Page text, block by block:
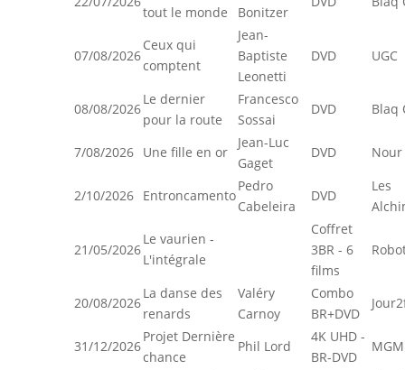
tout le monde
Bonitzer
07/08/2026
Ceux qui
comptent
Jean-
Baptiste
Leonetti
DVD UGC
08/08/2026
Le dernier
pour la route
Francesco
Sossai
DVD Blaq
7/08/2026 Une fille en or
Jean-Luc
Gaget
DVD Nour
2/10/2026 Entroncamento
Pedro
Cabeleira
DVD
Les
21/05/2026
Le vaurien -
L'intégrale
Coffret
3BR - 6
films
20/08/2026
La danse des
renards
Valéry
Carnoy
Combo
BR+DVD
31/12/2026
Projet Dernière
chance
Phil Lord
4K UHD -
BR-DVD
MGM